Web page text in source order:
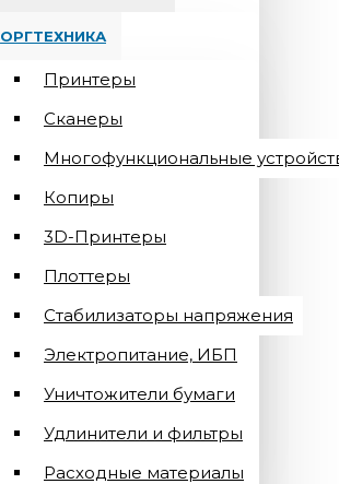
ОРГТЕХНИКА
Принтеры
Сканеры
Многофункциональные
Копиры
3D-Принтеры
Плоттеры
Стабилизаторы напряжения
Электропитание, ИБП
Уничтожители бумаги
Удлинители и фильтры
Расходные материалы